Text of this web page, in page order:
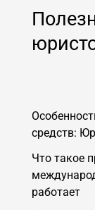
средств:
Что такое
работает